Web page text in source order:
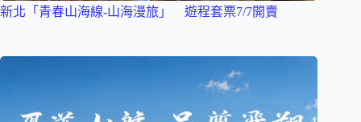
新北「青春山海線-山海漫旅」 遊程套票7/7開賣